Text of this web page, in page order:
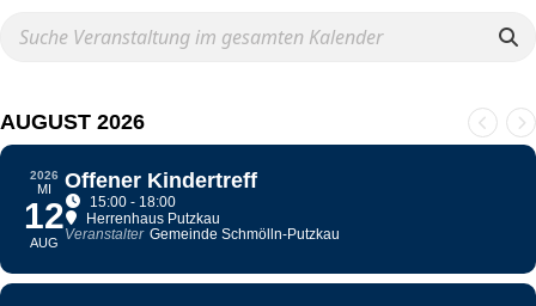
AUGUST 2026
2026
MI
12
AUG
Offener Kindertreff
15:00 - 18:00
Herrenhaus Putzkau
Veranstalter Gemeinde Schmölln-Putzkau